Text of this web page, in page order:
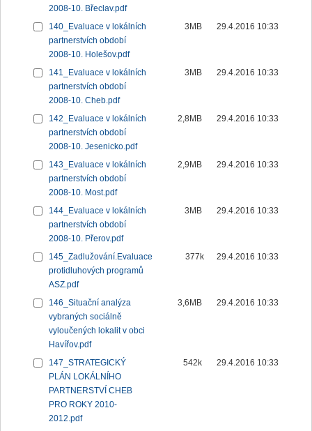
2008-10. Břeclav.pdf
140_Evaluace v lokálních
partnerstvích období
2008-10. Holešov.pdf
3MB 29.4.2016 10:33
141_Evaluace v lokálních
partnerstvích období
2008-10. Cheb.pdf
3MB 29.4.2016 10:33
142_Evaluace v lokálních
partnerstvích období
2008-10. Jesenicko.pdf
2,8MB 29.4.2016 10:33
143_Evaluace v lokálních
partnerstvích období
2008-10. Most.pdf
2,9MB 29.4.2016 10:33
144_Evaluace v lokálních
partnerstvích období
2008-10. Přerov.pdf
3MB 29.4.2016 10:33
145_Zadlužování.Evaluace
protidluhových programů
ASZ.pdf
377k 29.4.2016 10:33
146_Situační analýza
vybraných sociálně
vyloučených lokalit v obci
Havířov.pdf
3,6MB 29.4.2016 10:33
147_STRATEGICKÝ
PLÁN LOKÁLNÍHO
PARTNERSTVÍ CHEB
PRO ROKY 2010-
2012.pdf
542k 29.4.2016 10:33